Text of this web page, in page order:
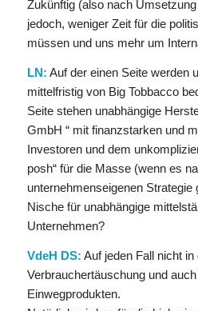
Zukünftig (also nach
jedoch, weniger Zeit für die
müssen und uns mehr um
LN: Auf der einen Seite werden
mittelfristig von Big Tobbacco
Seite stehen unabhängige
GmbH “ mit finanzstarken und
Investoren und dem
posh“ für die Masse (wenn es
unternehmenseigenen Strategie
Nische für unabhängige
Unternehmen?
VdeH DS: Auf jeden Fall nicht in
Verbrauchertäuschung und
Einwegprodukten.